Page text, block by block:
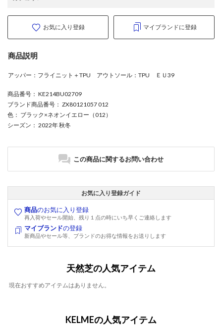
お気に入り登録 マイブランドに登録
商品説明
アッパー：フライニット＋TPU アウトソール：TPU ＥＵ39
商品番号 ： KE214BU02709
ブランド商品番号 ： ZX80121057 012
色 ： ブラック×ネオンイエロー（012）
シーズン ： 2022年 秋冬
この商品に関するお問い合わせ
お気に入り登録ガイド
商品のお気に入り登録
再入荷やセール開始、残り１点の時にいち早くご連絡します
マイブランドの登録
新商品やセール等、ブランドのお得な情報をお送りします
天然芝の人気アイテム
現在おすすめアイテムはありません。
KELMEの人気アイテム